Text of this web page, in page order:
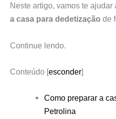
Neste artigo, vamos te ajudar
a casa para dedetização de
Continue lendo.
Conteúdo [esconder]
Como preparar a
Petrolina